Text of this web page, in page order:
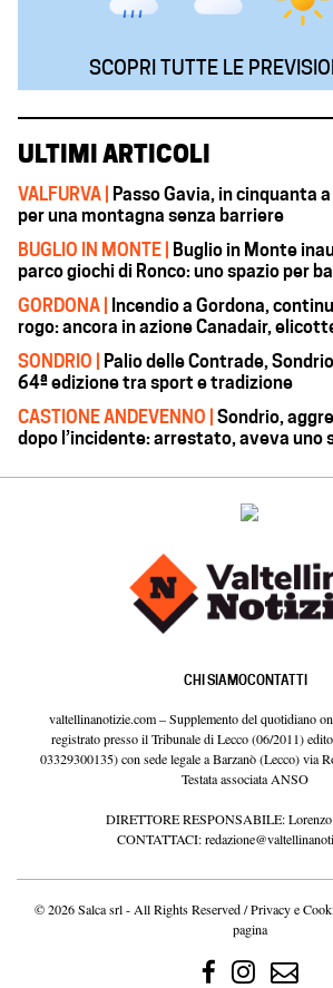
SCOPRI TUTTE LE
ULTIMI ARTICOLI
VALFURVA |
Passo Gavia, in cinquanta
per una montagna senza barriere
BUGLIO IN MONTE |
Buglio in Monte
parco giochi di Ronco: uno spazio per
GORDONA |
Incendio a Gordona,
rogo: ancora in azione Canadair,
SONDRIO |
Palio delle Contrade,
64ª edizione tra sport e tradizione
CASTIONE ANDEVENNO | Sondrio,
dopo l’incidente: arrestato, aveva uno
CHI SIAMOCONTATTI
valtellinanotizie.com – Supplemento del quotidiano
registrato presso il Tribunale di Lecco (06/2011)
03329300135) con sede legale a Barzanò (Lecco) via
Testata associata ANSO
DIRETTORE RESPONSABILE:
CONTATTACI:
© 2026 Salca srl - All Rights Reserved /Privacy e
pagina